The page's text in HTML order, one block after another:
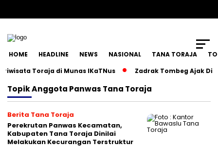
HOME HEADLINE NEWS NASIONAL TANA TORAJA
Toraja di Munas IKaTNus
Zadrak Tombeg Ajak
TopikAnggota Panwas Tana Toraja
Berita Tana Toraja
Perekrutan Panwas Kecamatan,
Kabupaten Tana Toraja Dinilai
Melakukan Kecurangan Terstruktur